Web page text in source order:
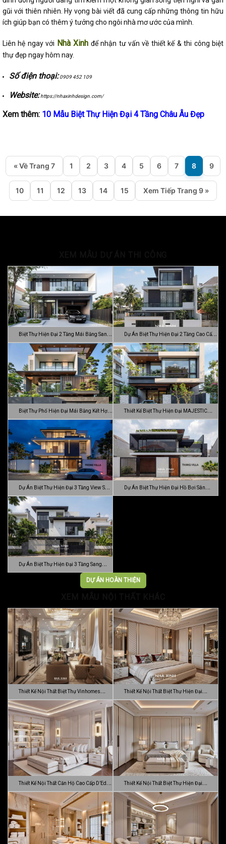
gũi với thiên nhiên. Hy vọng bài viết đã cung cấp những thông tin hữu
ích giúp bạn có thêm ý tưởng cho ngôi nhà mơ ước của mình.
Liên hệ ngay với Nhà Xinh để nhận tư vấn về thiết kế & thi công biệt
thự đẹp ngay hôm nay.
Số điện thoại:0909 452 109
Website:https://nhaxinhdesign.com/
Xem thêm: 10 Mẫu Biệt Thự Hiện Đại 4 Tầng Châu Âu Đẹp
« Về Trang 7 1 2 3 4 5 6 7 8 9
10 11 12 13 14 15 Xem Tiếp Trang 9 »
Biệt Thự Hiện Đại 2 Tầng Mái Bằng Sang Dự Án Biệt Thự Hiện Đại 2 Tầng Cao Cấp
Đ…
Biệt Thự Phố Hiện Đại Mái Bằng Kết Hợp Thiết Kế Biệt Thự Hiện Đại MAJESTIC
MODE…
Dự Án Biệt Thự Hiện Đại 3 Tầng View Sân
…
Dự Án Biệt Thự Hiện Đại Hồ Bơi Sân
Dự Án Biệt Thự Hiện Đại 3 Tầng Sang
DỰ ÁN HOÀN THIỆN
Thiết Kế Nội Thất Biệt Thự Vinhomes
Gran…
Thiết Kế Nội Thất Biệt Thự Hiện Đại
Sang…
Thiết Kế Nội Thất Căn Hộ Cao Cấp D’Edge
…
Thiết Kế Nội Thất Biệt Thự Hiện Đại
Luca…